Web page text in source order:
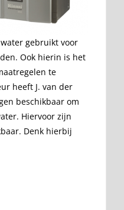
gebruikt voor
Ook hierin is het
te
heeft J. van der
beschikbaar om
Hiervoor zijn
Denk hierbij